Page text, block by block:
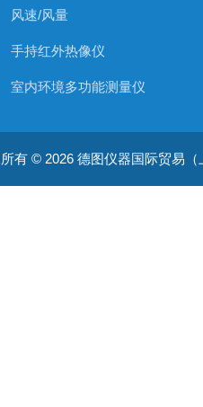
风速/风量
手持红外热像仪
室内环境多功能测量仪
温湿度仪器
有 © 2026 德图仪器国际贸易